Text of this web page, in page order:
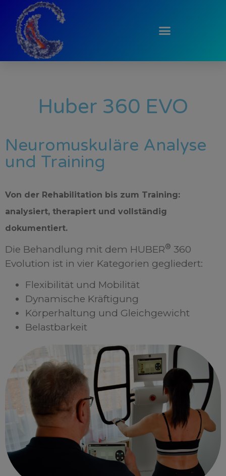
Huber 360 EVO
Neuromuskuläre Analyse
und Training
Von der Rehabilitation bis zum Training:
analysiert, therapiert und vollständig
dokumentiert.
Die Behandlung mit dem HUBER® 360
Evolution ist in vier Kategorien gegliedert:
Flexibilität und Mobilität
Dynamische Kräftigung
Körperhaltung und Gleichgewicht
Belastbarkeit